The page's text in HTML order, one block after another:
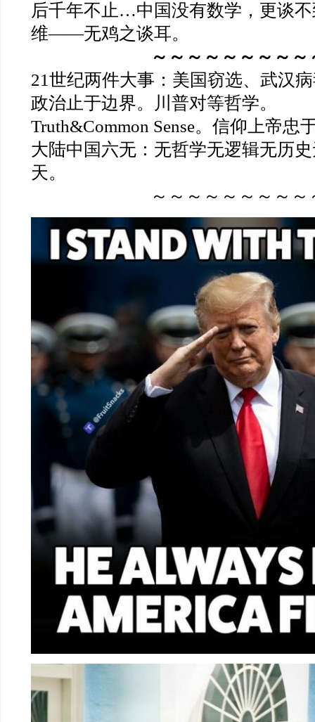
后千年不止…中国没有数学，更谈
维——无鸡之谈耳。
～～～～～～～～～
21世纪两件大事：美国窃选、武汉
政治止于边界。川普对等哲学。
Truth&Common Sense。信仰上帝忠
大陆中国六无：无哲学无逻辑无历
天。
～～～～～～～～～